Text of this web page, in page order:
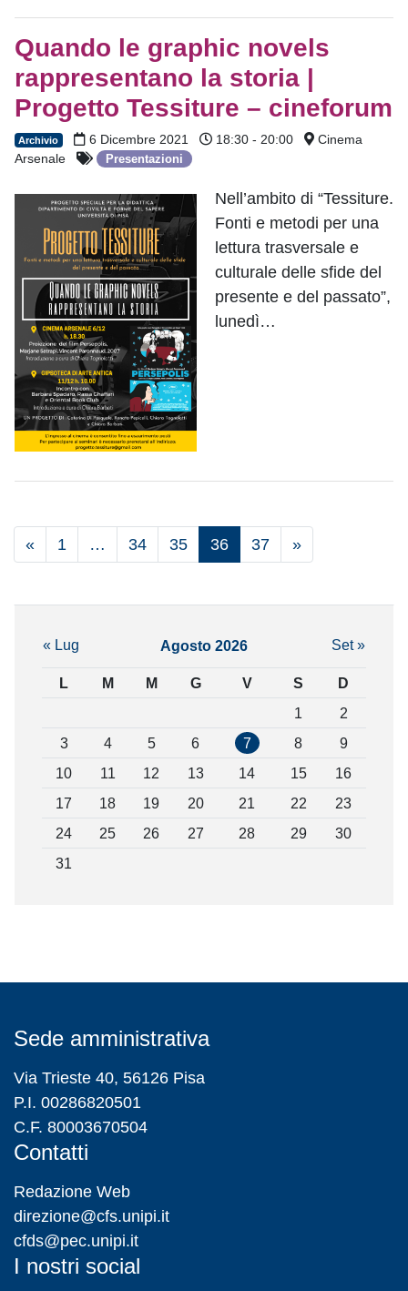
Quando le graphic novels
rappresentano la storia |
Progetto Tessiture – cineforum
Archivio 6 Dicembre 2021 18:30 - 20:00
Cinema
Arsenale
Presentazioni
Nell’ambito di “Tessiture.
Fonti e metodi per una
lettura trasversale e
culturale delle sfide del
presente e del passato”,
lunedì…
« 1 … 34 35 36 37 »
Agosto 2026
L M M G V S D
« Lug Set »
1
2
3
4 5 6 7 8
9
10
11 12 13 14 15
16
17
18 19 20 21 22
23
24
25 26 27 28 29
30
31
Sede amministrativa
Via Trieste 40, 56126 Pisa
P.I. 00286820501
C.F. 80003670504
Contatti
Redazione Web
direzione@cfs.unipi.it
cfds@pec.unipi.it
I nostri social